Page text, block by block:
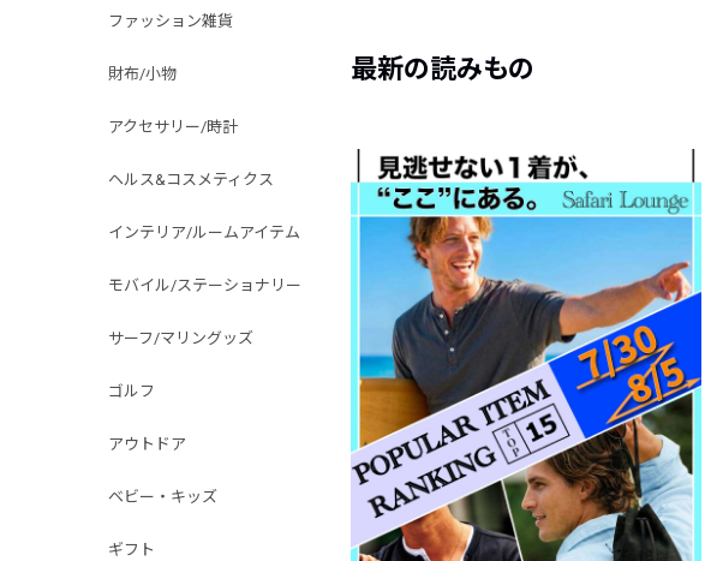
ファッション雑貨
財布/小物
アクセサリー/時計
ヘルス&コスメティクス
インテリア/ルームアイテム
モバイル/ステーショナリー
サーフ/マリングッズ
ゴルフ
アウトドア
ベビー・キッズ
ギフト
最新の読みもの